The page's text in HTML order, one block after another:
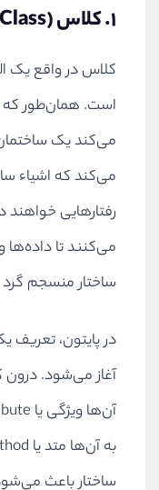
۱. کلاس (Class) چیست؟
کلاس در واقع یک
است. همان‌طور
می‌کند یک
می‌کند که اشیاء
رفتارهایی
می‌کنند تا داده‌ها
ساختار منسجم
در پایتون، تعریف
آغاز می‌شود.
ساختار باعث